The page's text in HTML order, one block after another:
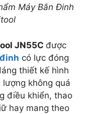
Máy Bắn Đinh
JN55C được
có lực đóng
thiết kế hình
không quá
điều khiển, thao
hay mang theo